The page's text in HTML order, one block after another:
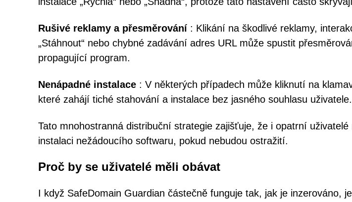
Rušivé reklamy a přesměrování : Klikání na škodlivé reklamy,
„Stáhnout“ nebo chybné zadávání adres URL může spustit
propagující program.
Nenápadné instalace : V některých případech může kliknutí na
které zahájí tiché stahování a instalace bez jasného souhlasu uživatele.
Tato mnohostranná distribuční strategie zajišťuje, že i opatrní
instalaci nežádoucího softwaru, pokud nebudou ostražití.
Proč by se uživatelé měli obávat
I když SafeDomain Guardian částečně funguje tak, jak je inzerováno,